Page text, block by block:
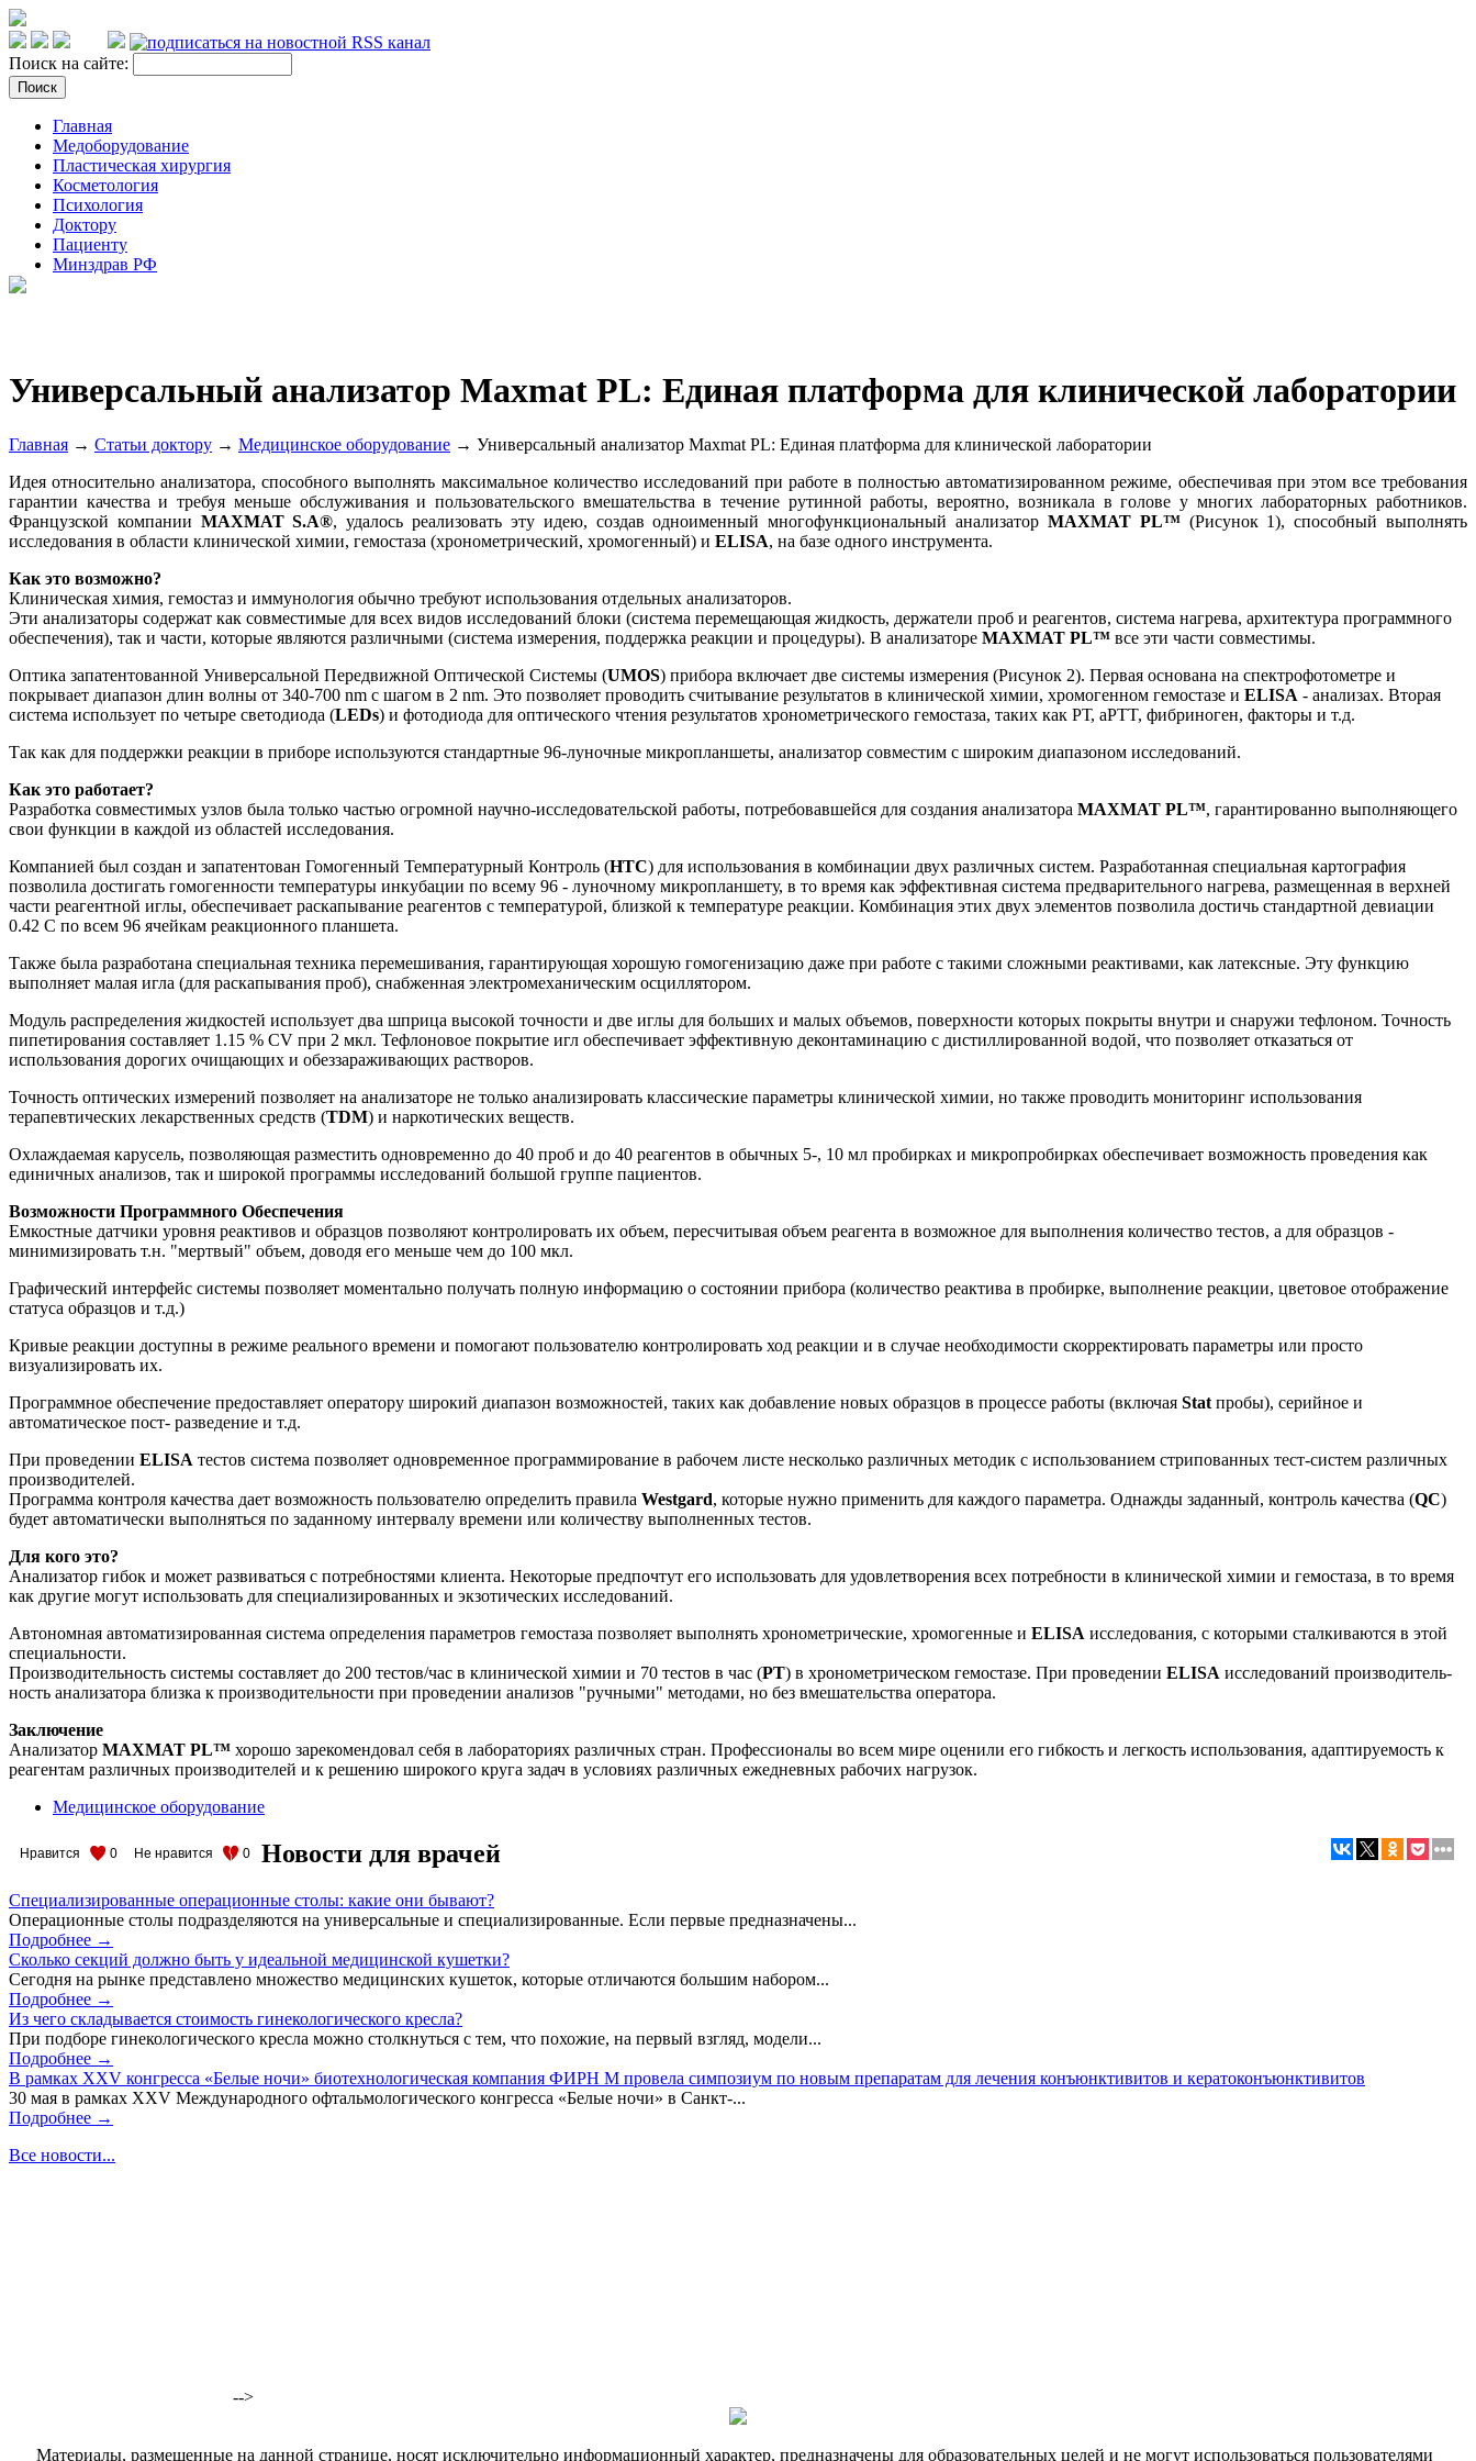
Поиск на сайте:
Главная
Медоборудование
Пластическая хирургия
Косметология
Психология
Доктору
Пациенту
Минздрав РФ
Универсальный анализатор Maxmat PL: Единая платформа для клинической лаборатории
Главная → Статьи доктору → Медицинское оборудование → Универсальный анализатор Maxmat PL: Единая платформа для клинической лаборатории
Идея относительно анализатора, способного выполнять максимальное количество исследований при работе в полностью автоматизированном режиме, обеспечивая при этом все требования
гарантии качества и требуя меньше обслуживания и пользовательского вмешательства в течение рутинной работы, вероятно, возникала в голове у многих лабораторных работников.
Французской компании MAXMAT S.A®, удалось реализовать эту идею, создав одноименный многофункциональный анализатор MAXMAT PL™(Рисунок 1), способный выполнять
исследования в области клинической химии, гемостаза (хронометрический, хромогенный) и ELISA, на базе одного инструмента.
Как это возможно?
Клиническая химия, гемостаз и иммунология обычно требуют использования отдельных анализаторов.
Эти анализаторы содержат как совместимые для всех видов исследований блоки (система перемещающая жидкость, держатели проб и реагентов, система нагрева, архитектура программного
обеспечения), так и части, которые являются различными (система измерения, поддержка реакции и процедуры). В анализаторе MAXMAT PL™ все эти части совместимы.
Оптика запатентованной Универсальной Передвижной Оптической Системы (UMOS) прибора включает две системы измерения (Рисунок 2). Первая основана на спектрофотометре и
покрывает диапазон длин волны от 340-700 nm с шагом в 2 nm. Это позволяет проводить считывание результатов в клинической химии, хромогенном гемостазе и ELISA - анализах. Вторая
система использует по четыре светодиода (LEDs) и фотодиода для оптического чтения результатов хронометрического гемостаза, таких как РТ, aPTT, фибриноген, факторы и т.д.
Так как для поддержки реакции в приборе используются стандартные 96-луночные микропланшеты, анализатор совместим с широким диапазоном исследований.
Как это работает?
Разработка совместимых узлов была только частью огромной научно-исследовательской работы, потребовавшейся для создания анализатора MAXMAT PL™, гарантированно выполняющего
свои функции в каждой из областей исследования.
Компанией был создан и запатентован Гомогенный Температурный Контроль (HTC) для использования в комбинации двух различных систем. Разработанная специальная картография
позволила достигать гомогенности температуры инкубации по всему 96 - луночному микропланшету, в то время как эффективная система предварительного нагрева, размещенная в верхней
части реагентной иглы, обеспечивает раскапывание реагентов с температурой, близкой к температуре реакции. Комбинация этих двух элементов позволила достичь стандартной девиации
0.42 С по всем 96 ячейкам реакционного планшета.
Также была разработана специальная техника перемешивания, гарантирующая хорошую гомогенизацию даже при работе с такими сложными реактивами, как латексные. Эту функцию
выполняет малая игла (для раскапывания проб), снабженная электромеханическим осциллятором.
Модуль распределения жидкостей использует два шприца высокой точности и две иглы для больших и малых объемов, поверхности которых покрыты внутри и снаружи тефлоном. Точность
пипетирования составляет 1.15 % CV при 2 мкл. Тефлоновое покрытие игл обеспечивает эффективную деконтаминацию с дистиллированной водой, что позволяет отказаться от
использования дорогих очищающих и обеззараживающих растворов.
Точность оптических измерений позволяет на анализаторе не только анализировать классические параметры клинической химии, но также проводить мониторинг использования
терапевтических лекарственных средств (TDM) и наркотических веществ.
Охлаждаемая карусель, позволяющая разместить одновременно до 40 проб и до 40 реагентов в обычных 5-, 10 мл пробирках и микропробирках обеспечивает возможность проведения как
единичных анализов, так и широкой программы исследований большой группе пациентов.
Возможности Программного Обеспечения
Емкостные датчики уровня реактивов и образцов позволяют контролировать их объем, пересчитывая объем реагента в возможное для выполнения количество тестов, а для образцов -
минимизировать т.н. "мертвый" объем, доводя его меньше чем до 100 мкл.
Графический интерфейс системы позволяет моментально получать полную информацию о состоянии прибора (количество реактива в пробирке, выполнение реакции, цветовое отображение
статуса образцов и т.д.)
Кривые реакции доступны в режиме реального времени и помогают пользователю контролировать ход реакции и в случае необходимости скорректировать параметры или просто
визуализировать их.
Программное обеспечение предоставляет оператору широкий диапазон возможностей, таких как добавление новых образцов в процессе работы (включая Stat пробы), серийное и
автоматическое пост- разведение и т.д.
При проведении ELISA тестов система позволяет одновременное программирование в рабочем листе несколько различных методик с использованием стрипованных тест-систем различных
производителей.
Программа контроля качества дает возможность пользователю определить правила Westgard, которые нужно применить для каждого параметра. Однажды заданный, контроль качества (QC)
будет автоматически выполняться по заданному интервалу времени или количеству выполненных тестов.
Для кого это?
Анализатор гибок и может развиваться с потребностями клиента. Некоторые предпочтут его использовать для удовлетворения всех потребности в клинической химии и гемостаза, в то время
как другие могут использовать для специализированных и экзотических исследований.
Автономная автоматизированная система определения параметров гемостаза позволяет выполнять хронометрические, хромогенные и ELISA исследования, с которыми сталкиваются в этой
специальности.
Производительность системы составляет до 200 тестов/час в клинической химии и 70 тестов в час (РТ) в хронометрическом гемостазе. При проведении ELISA исследований производитель-
ность анализатора близка к производительности при проведении анализов "ручными" методами, но без вмешательства оператора.
Заключение
Анализатор MAXMAT PL™ хорошо зарекомендовал себя в лабораториях различных стран. Профессионалы во всем мире оценили его гибкость и легкость использования, адаптируемость к
реагентам различных производителей и к решению широкого круга задач в условиях различных ежедневных рабочих нагрузок.
Медицинское оборудование
Нравится 0 Не нравится 0 Новости для врачей
Специализированные операционные столы: какие они бывают?
Операционные столы подразделяются на универсальные и специализированные. Если первые предназначены...
Подробнее →
Сколько секций должно быть у идеальной медицинской кушетки?
Сегодня на рынке представлено множество медицинских кушеток, которые отличаются большим набором...
Подробнее →
Из чего складывается стоимость гинекологического кресла?
При подборе гинекологического кресла можно столкнуться с тем, что похожие, на первый взгляд, модели...
Подробнее →
В рамках XXV конгресса «Белые ночи» биотехнологическая компания ФИРН М провела симпозиум по новым препаратам для лечения конъюнктивитов и кератоконъюнктивитов
30 мая в рамках XXV Международного офтальмологического конгресса «Белые ночи» в Санкт-...
Подробнее →
Все новости...
-->
Материалы, размещенные на данной странице, носят исключительно информационный характер, предназначены для образовательных целей и не могут использоваться пользователями